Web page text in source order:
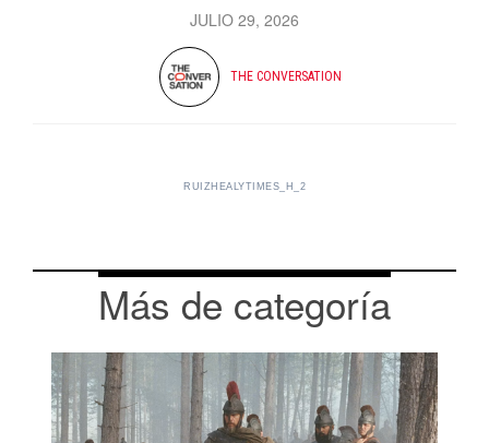
JULIO 29, 2026
THE CONVERSATION
RUIZHEALYTIMES_H_2
Más de categoría